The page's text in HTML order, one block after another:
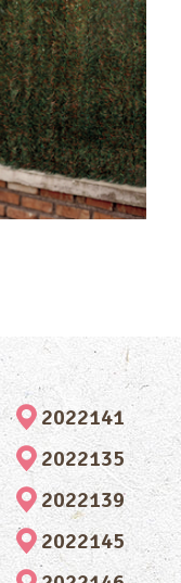
2022141
2022135
2022139
2022145